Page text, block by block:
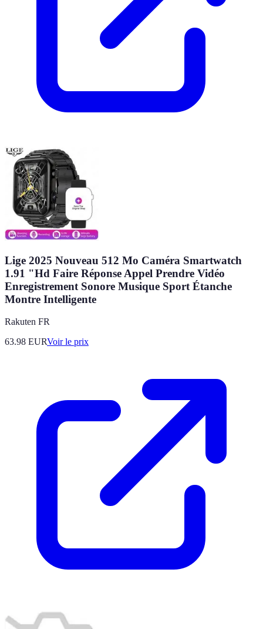
Lige 2025 Nouveau 512 Mo Caméra Smartwatch
1.91 "Hd Faire Réponse Appel Prendre Vidéo
Enregistrement Sonore Musique Sport Étanche
Montre Intelligente
Rakuten FR
63.98 EURVoir le prix